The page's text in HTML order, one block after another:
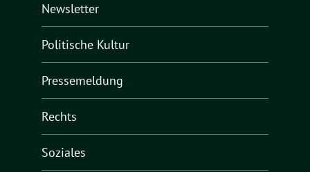
Newsletter
Politische Kultur
Pressemeldung
Rechts
Soziales